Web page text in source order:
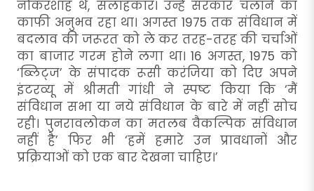
नौकरशाह थे, सलाहकार। उन्हें सरकार चलाने का
काफी अनुभव रहा था। अगस्त 1975 तक संविधान में
बदलाव की जरूरत को ले कर तरह-तरह की चर्चाओं
का बाजार गरम होने लगा था। 16 अगस्त, 1975 को
‘ब्लिट्ज’ के संपादक रूसी करंजिया को दिए अपने
इंटरव्यू में श्रीमती गांधी ने स्पष्ट किया कि ‘मैं
संविधान सभा या नये संविधान के बारे में नहीं सोच
रही। पुनरावलोकन का मतलब वैकल्पिक संविधान
नहीं है’ फिर भी ‘हमें हमारे उन प्रावधानों और
प्रक्रियाओं को एक बार देखना चाहिए।’